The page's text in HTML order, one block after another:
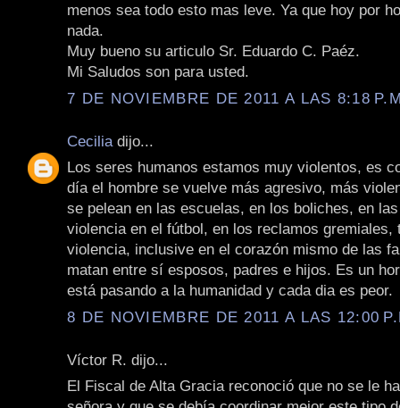
menos sea todo esto mas leve. Ya que hoy por
nada.
Muy bueno su articulo Sr. Eduardo C. Paéz.
Mi Saludos son para usted.
7 DE NOVIEMBRE DE 2011 A LAS 8:18
Cecilia dijo...
Los seres humanos estamos muy violentos, es
día el hombre se vuelve más agresivo, más
se pelean en las escuelas, en los boliches, en
violencia en el fútbol, en los reclamos gremiales,
violencia, inclusive en el corazón mismo de las
matan entre sí esposos, padres e hijos. Es un
está pasando a la humanidad y cada dia es peor.
8 DE NOVIEMBRE DE 2011 A LAS 12:00
Víctor R. dijo...
El Fiscal de Alta Gracia reconoció que no se le